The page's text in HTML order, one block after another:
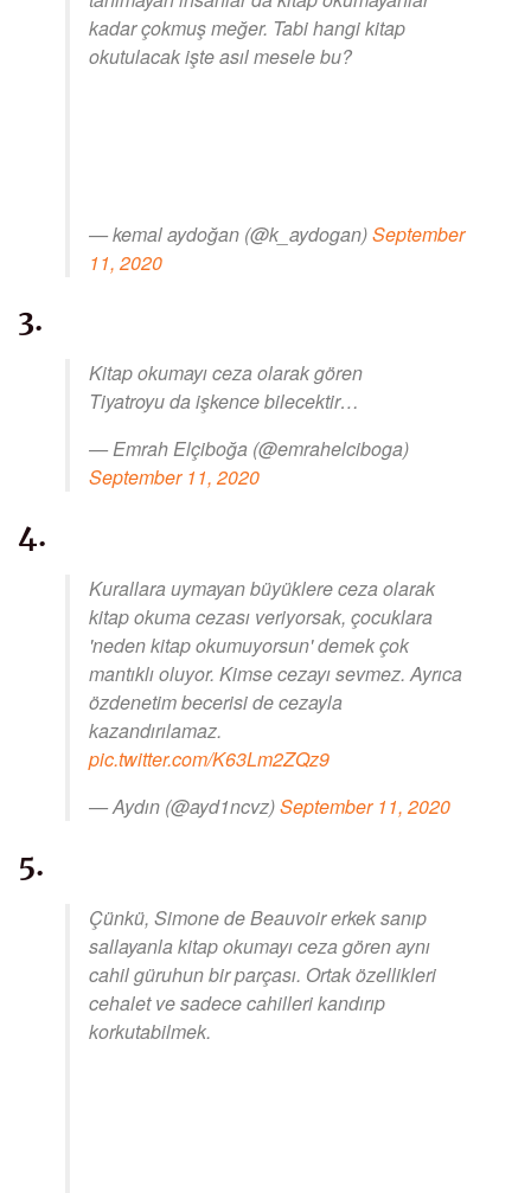
kadar çokmuş meğer. Tabi hangi kitap
okutulacak işte asıl mesele bu?
— kemal aydoğan (@k_aydogan)September
11, 2020
3.
Kitap okumayı ceza olarak gören
Tiyatroyu da işkence bilecektir…
— Emrah Elçiboğa (@emrahelciboga)
September 11, 2020
4.
Kurallara uymayan büyüklere ceza olarak
kitap okuma cezası veriyorsak, çocuklara
'neden kitap okumuyorsun' demek çok
mantıklı oluyor. Kimse cezayı sevmez. Ayrıca
özdenetim becerisi de cezayla
kazandırılamaz.
pic.twitter.com/K63Lm2ZQz9
— Aydın (@ayd1ncvz)September 11, 2020
5.
Çünkü, Simone de Beauvoir erkek sanıp
sallayanla kitap okumayı ceza gören aynı
cahil güruhun bir parçası. Ortak özellikleri
cehalet ve sadece cahilleri kandırıp
korkutabilmek.